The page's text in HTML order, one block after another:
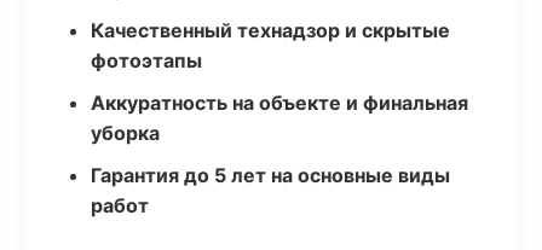
Качественный технадзор и скрытые
фотоэтапы
Аккуратность на объекте и финальная
уборка
Гарантия до 5 лет на основные виды
работ